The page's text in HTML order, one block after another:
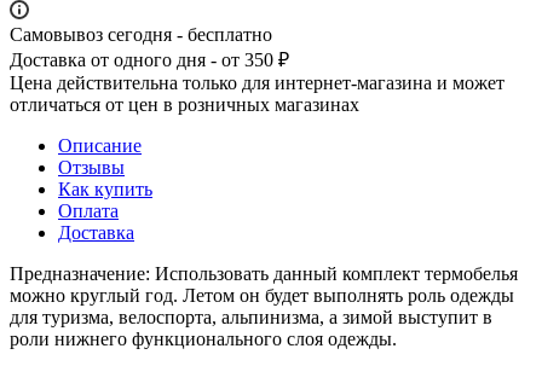
Самовывоз сегодня - бесплатно
Доставка от одного дня - от 350 ₽
Цена действительна только для интернет-магазина и может
отличаться от цен в розничных магазинах
Описание
Отзывы
Как купить
Оплата
Доставка
Предназначение: Использовать данный комплект термобелья
можно круглый год. Летом он будет выполнять роль одежды
для туризма, велоспорта, альпинизма, а зимой выступит в
роли нижнего функционального слоя одежды.